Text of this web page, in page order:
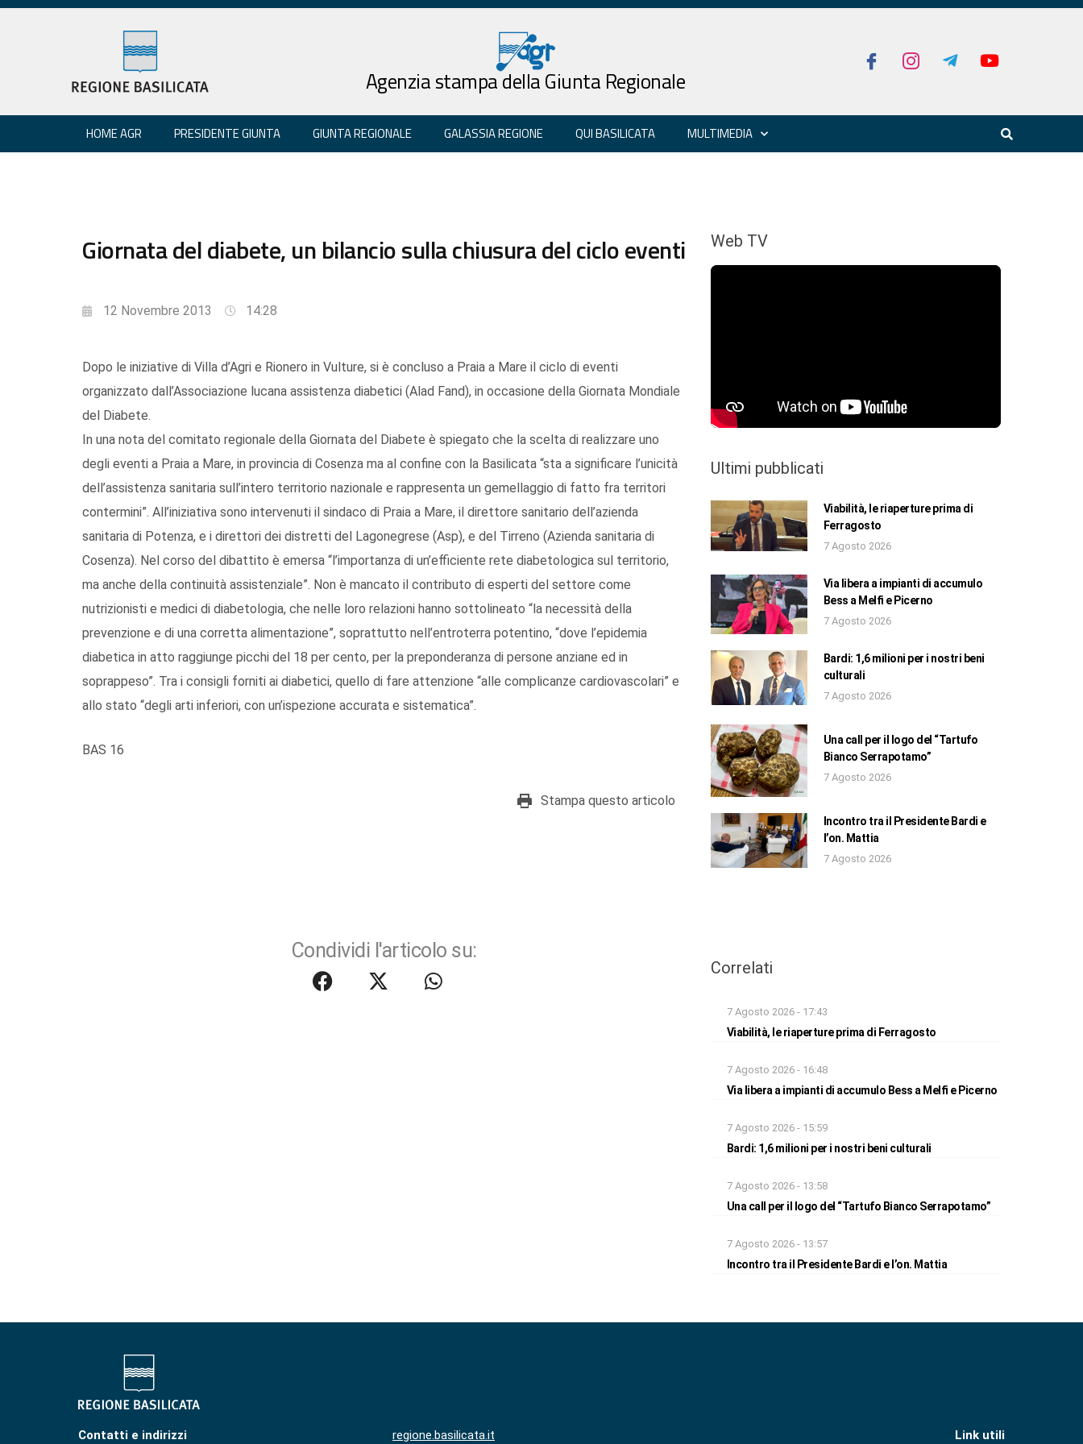
Agenzia stampa della Giunta Regionale
HOME AGR PRESIDENTE GIUNTA GIUNTA REGIONALE GALASSIA REGIONE QUI BASILICATA MULTIMEDIA
Giornata del diabete, un bilancio sulla chiusura del ciclo eventi
12 Novembre 2013 14:28
Dopo le iniziative di Villa d’Agri e Rionero in Vulture, si è concluso a Praia a Mare il ciclo di eventi
organizzato dall’Associazione lucana assistenza diabetici (Alad Fand), in occasione della Giornata Mondiale
del Diabete.
In una nota del comitato regionale della Giornata del Diabete è spiegato che la scelta di realizzare uno
degli eventi a Praia a Mare, in provincia di Cosenza ma al confine con la Basilicata “sta a significare l’unicità
dell’assistenza sanitaria sull’intero territorio nazionale e rappresenta un gemellaggio di fatto fra territori
contermini”. All’iniziativa sono intervenuti il sindaco di Praia a Mare, il direttore sanitario dell’azienda
sanitaria di Potenza, e i direttori dei distretti del Lagonegrese (Asp), e del Tirreno (Azienda sanitaria di
Cosenza). Nel corso del dibattito è emersa “l’importanza di un’efficiente rete diabetologica sul territorio,
ma anche della continuità assistenziale”. Non è mancato il contributo di esperti del settore come
nutrizionisti e medici di diabetologia, che nelle loro relazioni hanno sottolineato “la necessità della
prevenzione e di una corretta alimentazione”, soprattutto nell’entroterra potentino, “dove l’epidemia
diabetica in atto raggiunge picchi del 18 per cento, per la preponderanza di persone anziane ed in
soprappeso”. Tra i consigli forniti ai diabetici, quello di fare attenzione “alle complicanze cardiovascolari” e
allo stato “degli arti inferiori, con un’ispezione accurata e sistematica”.
BAS 16
Stampa questo articolo
Condividi l'articolo su:
Web TV
Ultimi pubblicati
Viabilità, le riaperture prima di
Ferragosto
7 Agosto 2026
Via libera a impianti di accumulo
Bess a Melfi e Picerno
7 Agosto 2026
Bardi: 1,6 milioni per i nostri beni
culturali
7 Agosto 2026
Una call per il logo del “Tartufo
Bianco Serrapotamo”
7 Agosto 2026
Incontro tra il Presidente Bardi e
l’on. Mattia
7 Agosto 2026
Correlati
7 Agosto 2026 - 17:43
Viabilità, le riaperture prima di Ferragosto
7 Agosto 2026 - 16:48
Via libera a impianti di accumulo Bess a Melfi e Picerno
7 Agosto 2026 - 15:59
Bardi: 1,6 milioni per i nostri beni culturali
7 Agosto 2026 - 13:58
Una call per il logo del “Tartufo Bianco Serrapotamo”
7 Agosto 2026 - 13:57
Incontro tra il Presidente Bardi e l’on. Mattia
Contatti e indirizzi regione.basilicata.it Link utili